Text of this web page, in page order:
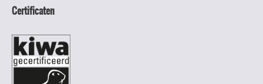
Certificaten